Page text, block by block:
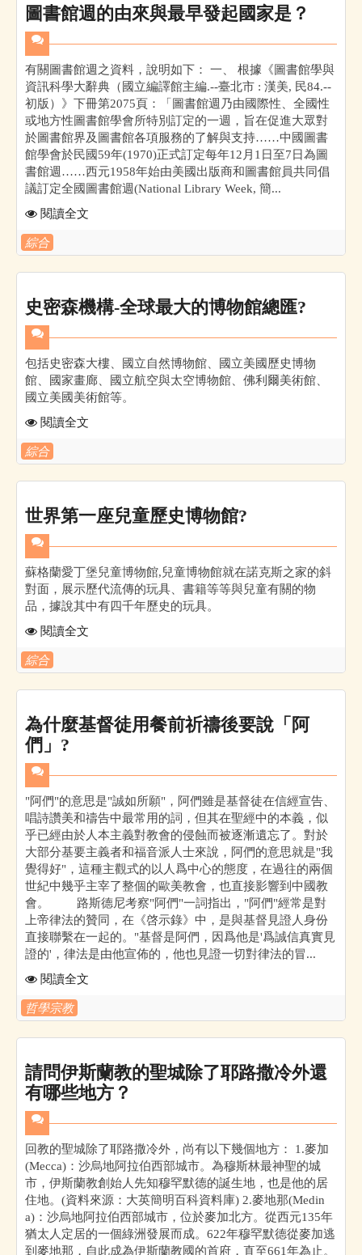
圖書館週的由來與最早發起國家是？
有關圖書館週之資料，說明如下： 一、 根據《圖書館學與
資訊科學大辭典（國立編譯館主編.--臺北市 : 漢美, 民84.--
初版）》下冊第2075頁：「圖書館週乃由國際性、全國性
或地方性圖書館學會所特別訂定的一週，旨在促進大眾對
於圖書館界及圖書館各項服務的了解與支持……中國圖書
館學會於民國59年(1970)正式訂定每年12月1日至7日為圖
書館週……西元1958年始由美國出版商和圖書館員共同倡
議訂定全國圖書館週(National Library Week, 簡...
閱讀全文
綜合
史密森機構-全球最大的博物館總匯?
包括史密森大樓、國立自然博物館、國立美國歷史博物
館、國家畫廊、國立航空與太空博物館、佛利爾美術館、
國立美國美術館等。
閱讀全文
綜合
世界第一座兒童歷史博物館?
蘇格蘭愛丁堡兒童博物館,兒童博物館就在諾克斯之家的斜
對面，展示歷代流傳的玩具、書籍等等與兒童有關的物
品，據說其中有四千年歷史的玩具。
閱讀全文
綜合
為什麼基督徒用餐前祈禱後要說「阿
們」?
"阿們"的意思是"誠如所願"，阿們雖是基督徒在信經宣告、
唱詩讚美和禱告中最常用的詞，但其在聖經中的本義，似
乎已經由於人本主義對教會的侵蝕而被逐漸遺忘了。對於
大部分基要主義者和福音派人士來說，阿們的意思就是"我
覺得好"，這種主觀式的以人爲中心的態度，在過往的兩個
世紀中幾乎主宰了整個的歐美教會，也直接影響到中國教
會。 路斯德尼考察"阿們"一詞指出，"阿們"經常是對
上帝律法的贊同，在《啓示錄》中，是與基督見證人身份
直接聯繫在一起的。"基督是阿們，因爲他是'爲誠信真實見
證的'，律法是由他宣佈的，他也見證一切對律法的冒...
閱讀全文
哲學宗教
請問伊斯蘭教的聖城除了耶路撒冷外還
有哪些地方？
回教的聖城除了耶路撒冷外，尚有以下幾個地方： 1.麥加
(Mecca)：沙烏地阿拉伯西部城市。為穆斯林最神聖的城
市，伊斯蘭教創始人先知穆罕默德的誕生地，也是他的居
住地。(資料來源：大英簡明百科資料庫) 2.麥地那(Medin
a)：沙烏地阿拉伯西部城市，位於麥加北方。從西元135年
猶太人定居的一個綠洲發展而成。622年穆罕默德從麥加逃
到麥地那，自此成為伊斯蘭教國的首府，直至661年為止。